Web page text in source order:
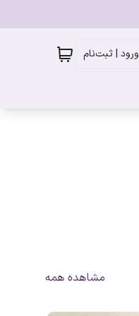
ورود | ثبت‌نام
مشاهده همه